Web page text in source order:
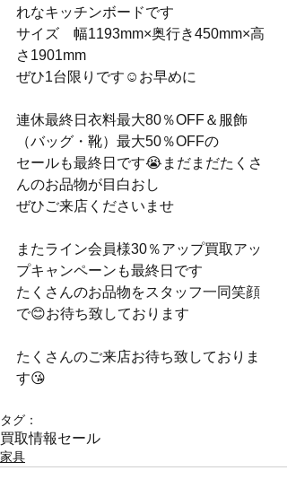
れなキッチンボードです
サイズ　幅1193mm×奥行き450mm×高
さ1901mm
ぜひ1台限りです☺️お早めに
連休最終日衣料最大80％OFF＆服飾
（バッグ・靴）最大50％OFFの
セールも最終日です😭まだまだたくさ
んのお品物が目白おし
ぜひご来店くださいませ
またライン会員様30％アップ買取アッ
プキャンペーンも最終日です
たくさんのお品物をスタッフ一同笑顔
で😊お待ち致しております
たくさんのご来店お待ち致しておりま
す😘
タグ：
買取情報セール
家具